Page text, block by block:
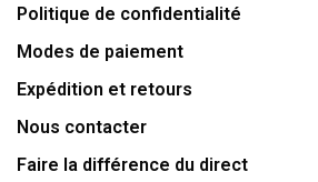
Politique de confidentialité
Modes de paiement
Expédition et retours
Nous contacter
Faire la différence du direct